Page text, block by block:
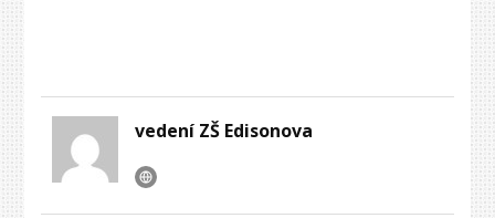
vedení ZŠ Edisonova